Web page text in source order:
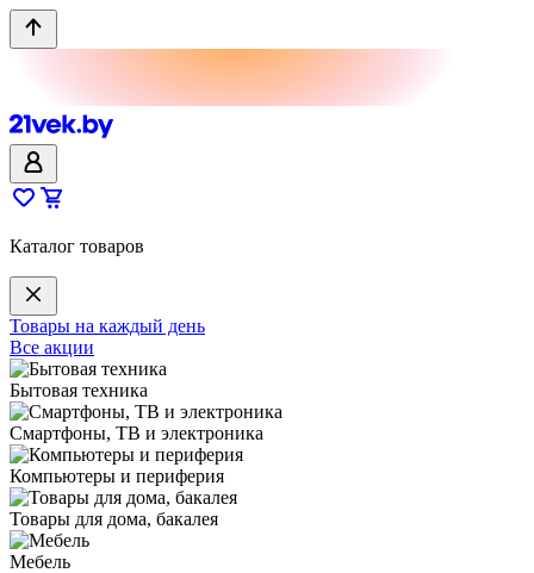
Каталог товаров
Товары на каждый день
Все акции
Бытовая техника
Смартфоны, ТВ и электроника
Компьютеры и периферия
Товары для дома, бакалея
Мебель